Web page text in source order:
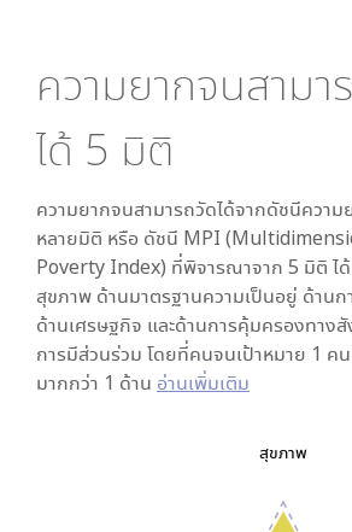
ความยากจนสามา
ได้ 5 มิติ
ความยากจนสามารถวัดได้จากดัชนีความ
หลายมิติ หรือ ดัชนี MPI
Poverty Index) ที่พิจารณาจาก 5 มิติ ไ
สุขภาพ ด้านมาตรฐานความเป็นอยู่ ด้านก
ด้านเศรษฐกิจ และด้านการคุ้มครองทาง
การมีส่วนร่วม โดยที่คนจนเป้าหมาย 1 ค
มากกว่า 1 ด้าน อ่านเพิ่มเติม
สุขภาพ